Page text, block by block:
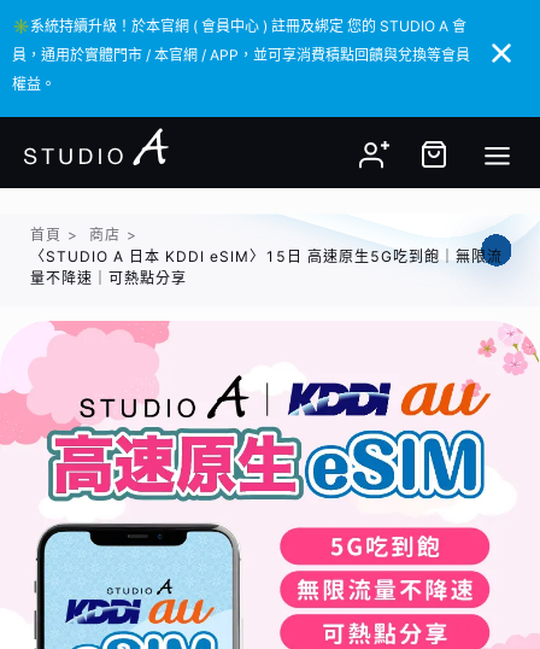
✳️系統持續升級！於本官網 ( 會員中心 ) 註冊及綁定 您的 STUDIO A 會
員，通用於實體門市 / 本官網 / APP，並可享消費積點回饋與兌換等會員
權益。
✳️系統持續升級！於本官網 ( 會員中心 ) 註冊及綁定 您的 STUDIO A 會
員，通用於實體門市 / 本官網 / APP，並可享消費積點回饋與兌換等會員
權益。
首頁 > 商店 >
〈STUDIO A 日本 KDDI eSIM〉15日 高速原生5G吃到飽｜無限流
量不降速｜可熱點分享